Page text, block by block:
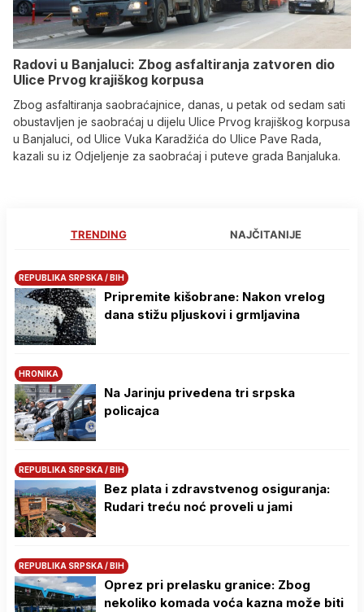
Radovi u Banjaluci: Zbog asfaltiranja zatvoren dio
Ulice Prvog krajiškog korpusa
Zbog asfaltiranja saobraćajnice, danas, u petak od sedam sati
obustavljen je saobraćaj u dijelu Ulice Prvog krajiškog korpusa
u Banjaluci, od Ulice Vuka Karadžića do Ulice Pave Rada,
kazali su iz Odjeljenje za saobraćaj i puteve grada Banjaluka.
TRENDING NAJČITANIJE
REPUBLIKA SRPSKA / BIH
Pripremite kišobrane: Nakon vrelog
dana stižu pljuskovi i grmljavina
HRONIKA
Na Јarinju privedena tri srpska
policajca
REPUBLIKA SRPSKA / BIH
Bez plata i zdravstvenog osiguranja:
Rudari treću noć proveli u jami
REPUBLIKA SRPSKA / BIH
Oprez pri prelasku granice: Zbog
nekoliko komada voća kazna može biti